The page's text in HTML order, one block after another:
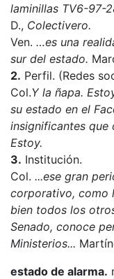
laminillas TV6-97-
D., Colectivero.
Ven. …es una
sur del estado.
2. Perfil. (Redes
Col.Y la ñapa.
su estado en el
insignificantes que
Estoy.
3. Institución.
Col. ...ese gran
corporativo, como
bien todos los
Senado, conoce
Ministerios...
estado de alarma.